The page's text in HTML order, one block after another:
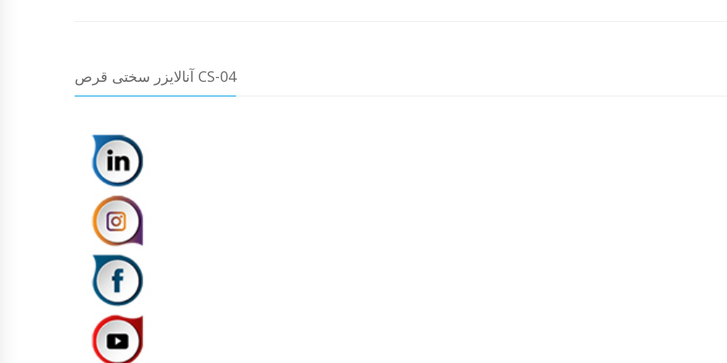
آنالایزر سختی قرص CS-04